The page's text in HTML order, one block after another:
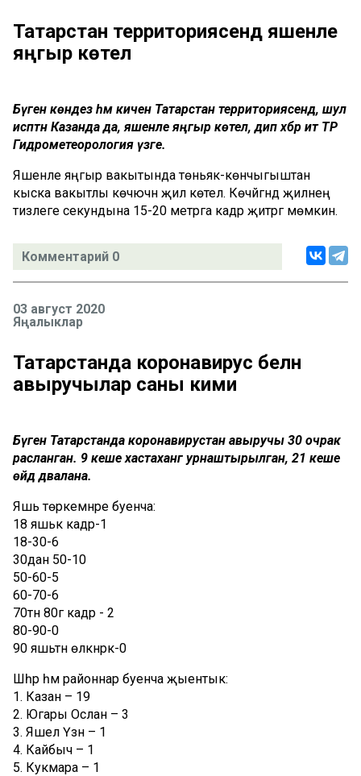
Татарстан территориясендә яшенле
яңгыр көтелә
Бүген көндез һәм кичен Татарстан территориясендә, шул
исәптән Казанда да, яшенле яңгыр көтелә, дип хәбәр итә ТР
Гидрометеорология үзәге.
Яшенле яңгыр вакытында төньяк-көнчыгыштан
кыска вакытлы көчәючән җил көтелә. Көчәйгәндә җилнең
тизлеге секундына 15-20 метрга кадәр җитәргә мөмкин.
Комментарий 0
03 август 2020
Яңалыклар
Татарстанда коронавирус белән
авыручылар саны кими
Бүген Татарстанда коронавирустан авыручы 30 очрак
расланган. 9 кеше хастаханәгә урнаштырылган, 21 кеше
өйдә дәвалана.
Яшь төркемнәре буенча:
18 яшькә кадәр-1
18-30-6
30дан 50-10
50-60-5
60-70-6
70тән 80гә кадәр - 2
80-90-0
90 яшьтән өлкәнрәк-0
Шәһәр һәм районнар буенча җыентык:
1. Казан – 19
2. Югары Ослан – 3
3. Яшел Үзән – 1
4. Кайбыч – 1
5. Кукмара – 1